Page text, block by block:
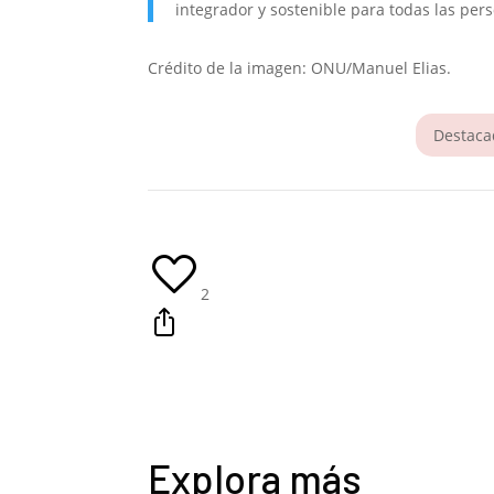
integrador y sostenible para todas las
Crédito de la imagen: ONU/Manuel Elias.
2
Explora más